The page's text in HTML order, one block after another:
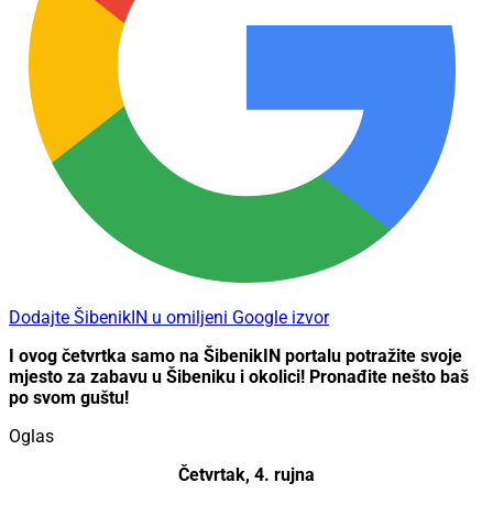
Dodajte ŠibenikIN u omiljeni Google izvor
I ovog četvrtka samo na ŠibenikIN portalu potražite svoje
mjesto za zabavu u Šibeniku i okolici! Pronađite nešto baš
po svom guštu!
Oglas
Četvrtak, 4. rujna